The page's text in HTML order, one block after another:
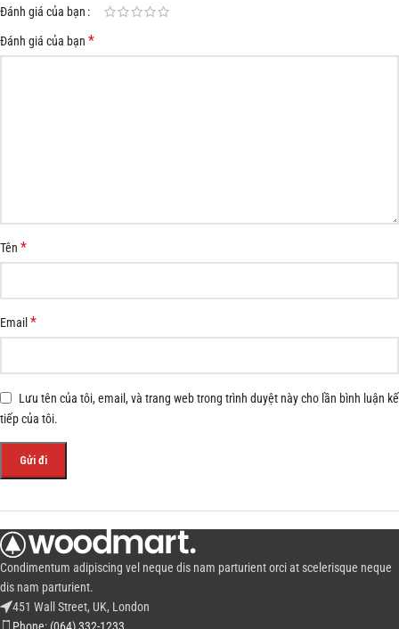
Đánh giá của bạn
Đánh giá của bạn *
Tên *
Email*
Lưu tên của tôi, email, và trang web trong trình duyệt này cho lần bình luận kế
tiếp của tôi.
Condimentum adipiscing vel neque dis nam parturient orci at scelerisque neque
dis nam parturient.
451 Wall Street, UK, London
Phone: (064) 332-1233